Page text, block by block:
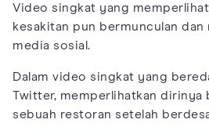
Video singkat yang
kesakitan pun bermunculan dan
media sosial.
Dalam video singkat yang
Twitter, memperlihatkan dirinya
sebuah restoran setelah